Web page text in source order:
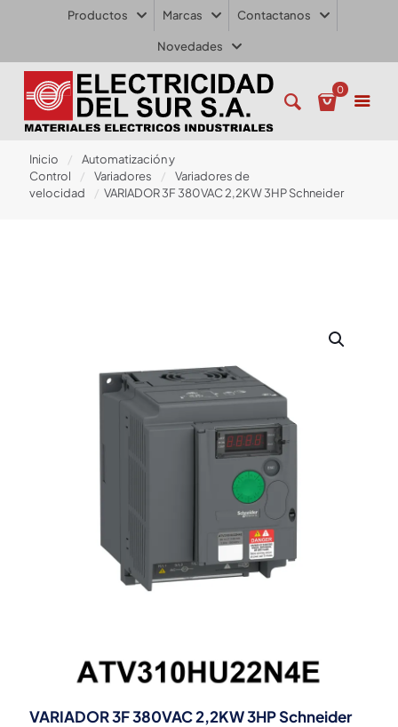
Productos Marcas Contactanos
Novedades
0
Inicio /
Automatización y
Control
/ Variadores /
Variadores de
velocidad
/ VARIADOR 3F 380VAC 2,2KW 3HP Schneider
VARIADOR 3F 380VAC 2,2KW 3HP Schneider